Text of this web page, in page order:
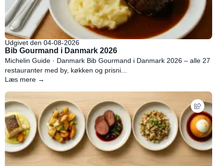
Udgivet den 04-08-2026
Bib Gourmand i Danmark 2026
Michelin Guide · Danmark Bib Gourmand i Danmark 2026 – alle 27
restauranter med by, køkken og prisni...
Læs mere →